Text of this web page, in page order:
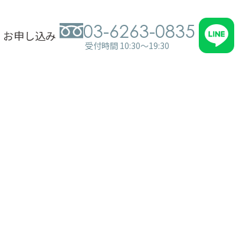
お申し込み 03-6263-0835
受付時間 10:30～19:30